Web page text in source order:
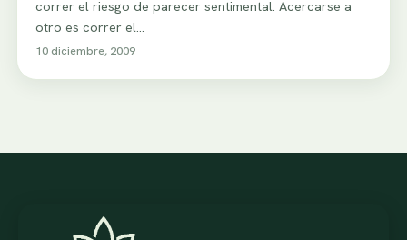
correr el riesgo de parecer sentimental. Acercarse a
otro es correr el…
10 diciembre, 2009